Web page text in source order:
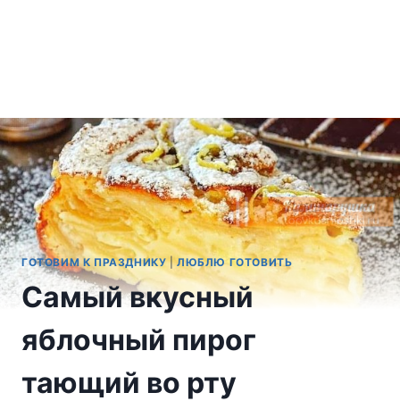
ГОТОВИМ К ПРАЗДНИКУ|ЛЮБЛЮ ГОТОВИТЬ
Самый вкусный
яблочный пирог
тающий во рту